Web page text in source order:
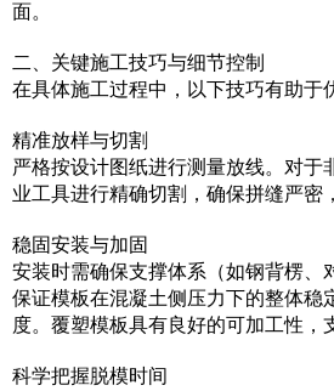
面。
二、关键施工技巧与细节控制
在具体施工过程中，以下技巧有助于
精准放样与切割
严格按设计图纸进行测量放线。对于
业工具进行精确切割，确保拼缝严密
稳固安装与加固
安装时需确保支撑体系（如钢背楞、
保证模板在混凝土侧压力下的整体稳
度。覆塑模板具有良好的可加工性，
科学把握脱模时间